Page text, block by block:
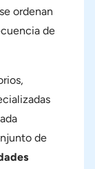
ordenan
de
de